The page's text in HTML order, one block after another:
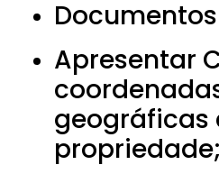
Apresentar
geográficas
propriedade;